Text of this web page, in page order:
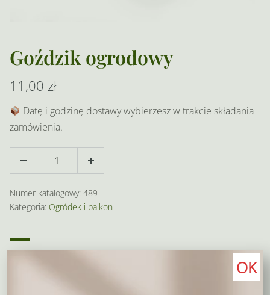
Goździk ogrodowy
11,00 zł
Datę i godzinę dostawy wybierzesz w trakcie składania
zamówienia.
Decrease
ilość
Goździk
ogrodowy
Increase
Numer katalogowy: 489
Kategoria: Ogródek i balkon
OK